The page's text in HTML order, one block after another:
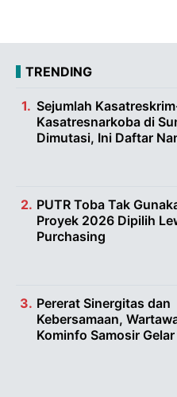
TRENDING
Sejumlah
Kasatresnarkoba di
Dimutasi, Ini Daftar
PUTR Toba Tak
Proyek 2026 Dipilih
Purchasing
Pererat Sinergitas dan
Kebersamaan,
Kominfo Samosir